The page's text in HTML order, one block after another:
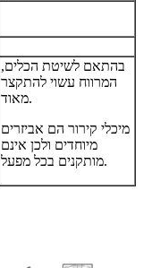
בהתאם לשיטת הכלים,
המרווח עשוי להתקצר
מאוד.
מיכלי קירור הם אביזרים
מיוחדים ולכן אינם
מותקנים בכל מפעל.